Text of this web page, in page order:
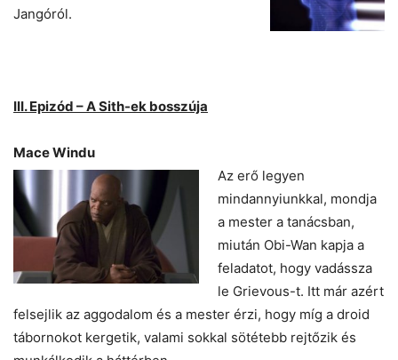
Jangóról.
III. Epizód – A Sith-ek bosszúja
Mace Windu
Az erő legyen
mindannyiunkkal, mondja
a mester a tanácsban,
miután Obi-Wan kapja a
feladatot, hogy vadássza
le Grievous-t. Itt már azért
felsejlik az aggodalom és a mester érzi, hogy míg a droid
tábornokot kergetik, valami sokkal sötétebb rejtőzik és